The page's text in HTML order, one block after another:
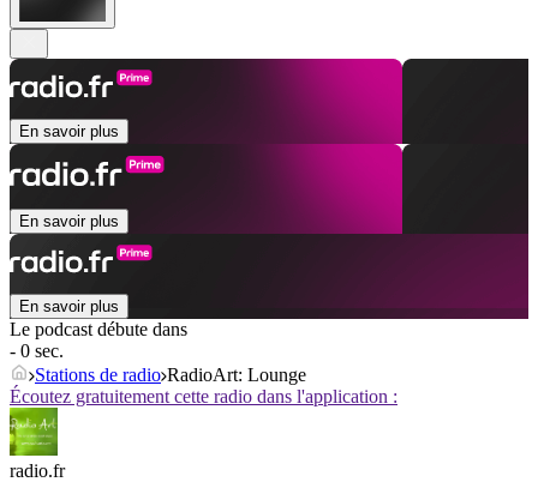
En savoir plus
En savoir plus
En savoir plus
Le podcast débute dans
- 0 sec.
Stations de radio RadioArt: Lounge
Écoutez gratuitement cette radio dans l'application :
radio.fr